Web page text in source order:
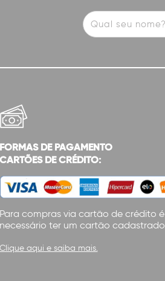
FORMAS DE PAGAMENTO
CARTÕES DE CRÉDITO:
Para compras via cartão de crédito é
necessário ter um cartão cadastrado.
Clique aqui e saiba mais.